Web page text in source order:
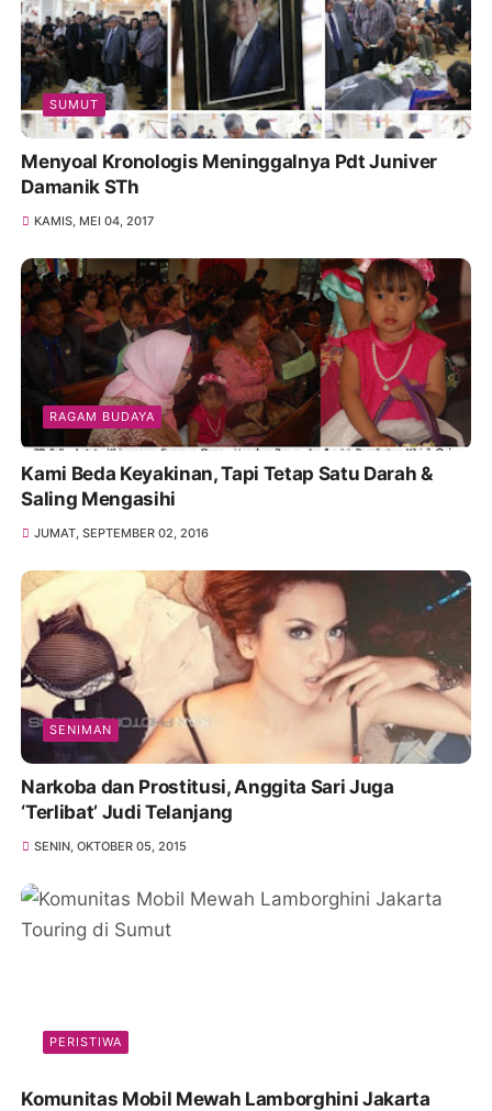
SUMUT
Menyoal Kronologis Meninggalnya Pdt Juniver
Damanik STh
KAMIS, MEI 04, 2017
RAGAM BUDAYA
Kami Beda Keyakinan, Tapi Tetap Satu Darah &
Saling Mengasihi
JUMAT, SEPTEMBER 02, 2016
SENIMAN
Narkoba dan Prostitusi, Anggita Sari Juga
‘Terlibat’ Judi Telanjang
SENIN, OKTOBER 05, 2015
PERISTIWA
Komunitas Mobil Mewah Lamborghini Jakarta